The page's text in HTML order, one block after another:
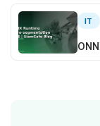
IT